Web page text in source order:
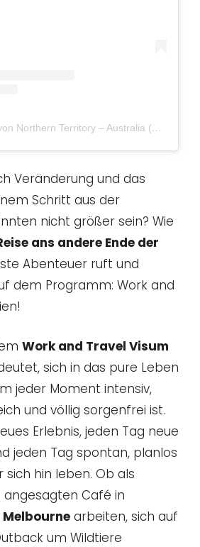
Ein Beitrag geteilt von Northern Territory – Australia (@ntaustralia)
Veränderung und das
Schritt aus der
nicht größer sein? Wie
ans andere Ende der
Abenteuer ruft und
dem Programm: Work and
Work and Travel Visum
sich in das pure Leben
jeder Moment intensiv,
und völlig sorgenfrei ist.
Erlebnis, jeden Tag neue
jeden Tag spontan, planlos
sich hin leben. Ob als
angesagten Café in
arbeiten, sich auf
um Wildtiere